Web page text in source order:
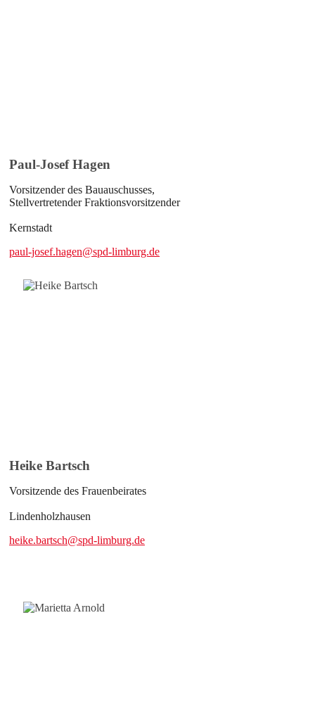
Paul-Josef Hagen
Vorsitzender des Bauauschusses,
Stellvertretender Fraktionsvorsitzender
Kernstadt
paul-josef.hagen@spd-limburg.de
Heike Bartsch
Vorsitzende des Frauenbeirates
Lindenholzhausen
heike.bartsch@spd-limburg.de